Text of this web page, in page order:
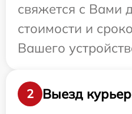
свяжется с Вами
стоимости и
Вашего
2
Выезд